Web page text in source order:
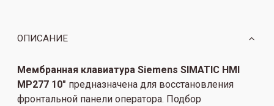
ОПИСАНИЕ
Мембранная клавиатура Siemens SIMATIC HMI
MP277 10" предназначена для восстановления
фронтальной панели оператора. Подбор